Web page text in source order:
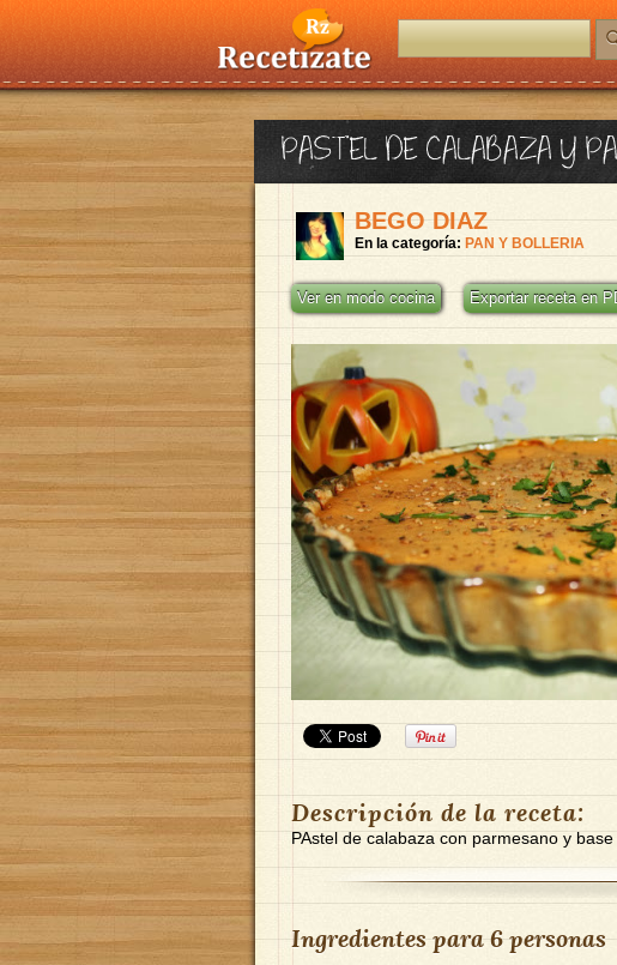
PASTEL DE CALABAZA Y
BEGO DIAZ
En la categoría: PAN Y BOLLERIA
Ver en modo cocina Exportar receta en
Descripción de la receta:
PAstel de calabaza con parmesano y
Ingredientes para6 personas